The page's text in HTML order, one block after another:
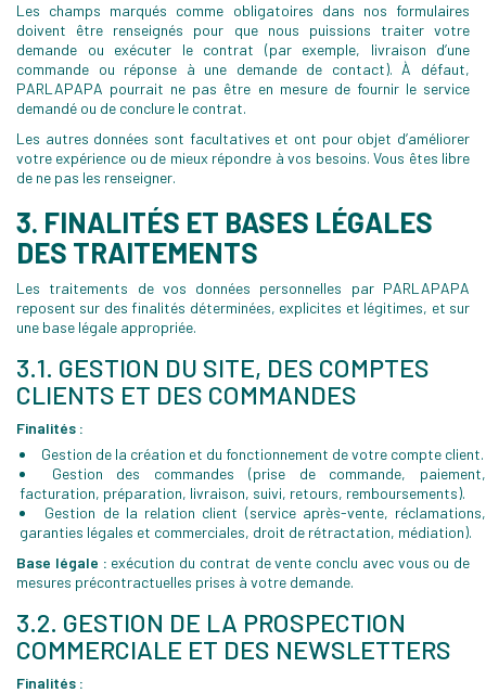
Les champs marqués comme obligatoires dans nos formulaires
doivent être renseignés pour que nous puissions traiter votre
demande ou exécuter le contrat (par exemple, livraison d’une
commande ou réponse à une demande de contact). À défaut,
PARLAPAPA pourrait ne pas être en mesure de fournir le service
demandé ou de conclure le contrat.
Les autres données sont facultatives et ont pour objet d’améliorer
votre expérience ou de mieux répondre à vos besoins. Vous êtes libre
de ne pas les renseigner.
3. FINALITÉS ET BASES LÉGALES
DES TRAITEMENTS
Les traitements de vos données personnelles par PARLAPAPA
reposent sur des finalités déterminées, explicites et légitimes, et sur
une base légale appropriée.
3.1. GESTION DU SITE, DES COMPTES
CLIENTS ET DES COMMANDES
Finalités :
Gestion de la création et du fonctionnement de votre compte client.
Gestion des commandes (prise de commande, paiement,
facturation, préparation, livraison, suivi, retours, remboursements).
Gestion de la relation client (service après-vente, réclamations,
garanties légales et commerciales, droit de rétractation, médiation).
Base légale : exécution du contrat de vente conclu avec vous ou de
mesures précontractuelles prises à votre demande.
3.2. GESTION DE LA PROSPECTION
COMMERCIALE ET DES NEWSLETTERS
Finalités :